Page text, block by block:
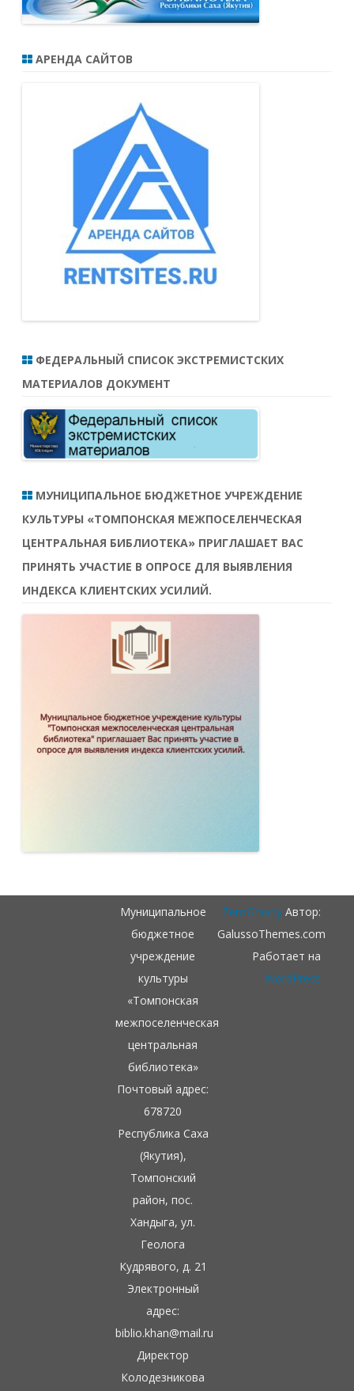
АРЕНДА САЙТОВ
ФЕДЕРАЛЬНЫЙ СПИСОК ЭКСТРЕМИСТСКИХ
МАТЕРИАЛОВ ДОКУМЕНТ
МУНИЦИПАЛЬНОЕ БЮДЖЕТНОЕ УЧРЕЖДЕНИЕ
КУЛЬТУРЫ «ТОМПОНСКАЯ МЕЖПОСЕЛЕНЧЕСКАЯ
ЦЕНТРАЛЬНАЯ БИБЛИОТЕКА» ПРИГЛАШАЕТ ВАС
ПРИНЯТЬ УЧАСТИЕ В ОПРОСЕ ДЛЯ ВЫЯВЛЕНИЯ
ИНДЕКСА КЛИЕНТСКИХ УСИЛИЙ.
Муниципальное
бюджетное
учреждение
культуры
«Томпонская
межпоселенческая
центральная
библиотека»
Почтовый адрес:
678720
Республика Саха
(Якутия),
Томпонский
район, пос.
Хандыга, ул.
Геолога
Кудрявого, д. 21
Электронный
адрес:
biblio.khan@mail.ru
Директор
Колодезникова
ZeroGravityАвтор:
GalussoThemes.com
Работает на
WordPress